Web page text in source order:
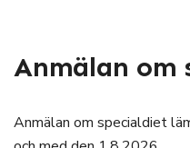
Anmälan om
Anmälan om specialdiet